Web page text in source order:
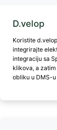
D.velop
Koristite
integrirajte
integraciju sa
klikova, a
obliku u DMS-